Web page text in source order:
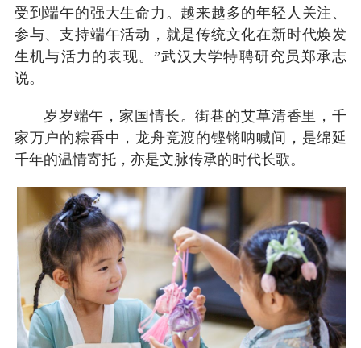
受到端午的强大生命力。越来越多的年轻人关注、
参与、支持端午活动，就是传统文化在新时代焕发
生机与活力的表现。”武汉大学特聘研究员郑承志
说。
岁岁端午，家国情长。街巷的艾草清香里，千
家万户的粽香中，龙舟竞渡的铿锵呐喊间，是绵延
千年的温情寄托，亦是文脉传承的时代长歌。